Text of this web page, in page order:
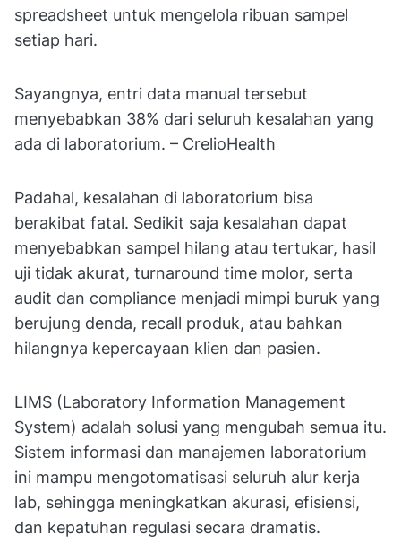
spreadsheet untuk mengelola ribuan sampel
setiap hari.
Sayangnya, entri data manual tersebut
menyebabkan 38% dari seluruh kesalahan yang
ada di laboratorium. – CrelioHealth
Padahal, kesalahan di laboratorium bisa
berakibat fatal. Sedikit saja kesalahan dapat
menyebabkan sampel hilang atau tertukar, hasil
uji tidak akurat, turnaround time molor, serta
audit dan compliance menjadi mimpi buruk yang
berujung denda, recall produk, atau bahkan
hilangnya kepercayaan klien dan pasien.
LIMS (Laboratory Information Management
System) adalah solusi yang mengubah semua itu.
Sistem informasi dan manajemen laboratorium
ini mampu mengotomatisasi seluruh alur kerja
lab, sehingga meningkatkan akurasi, efisiensi,
dan kepatuhan regulasi secara dramatis.